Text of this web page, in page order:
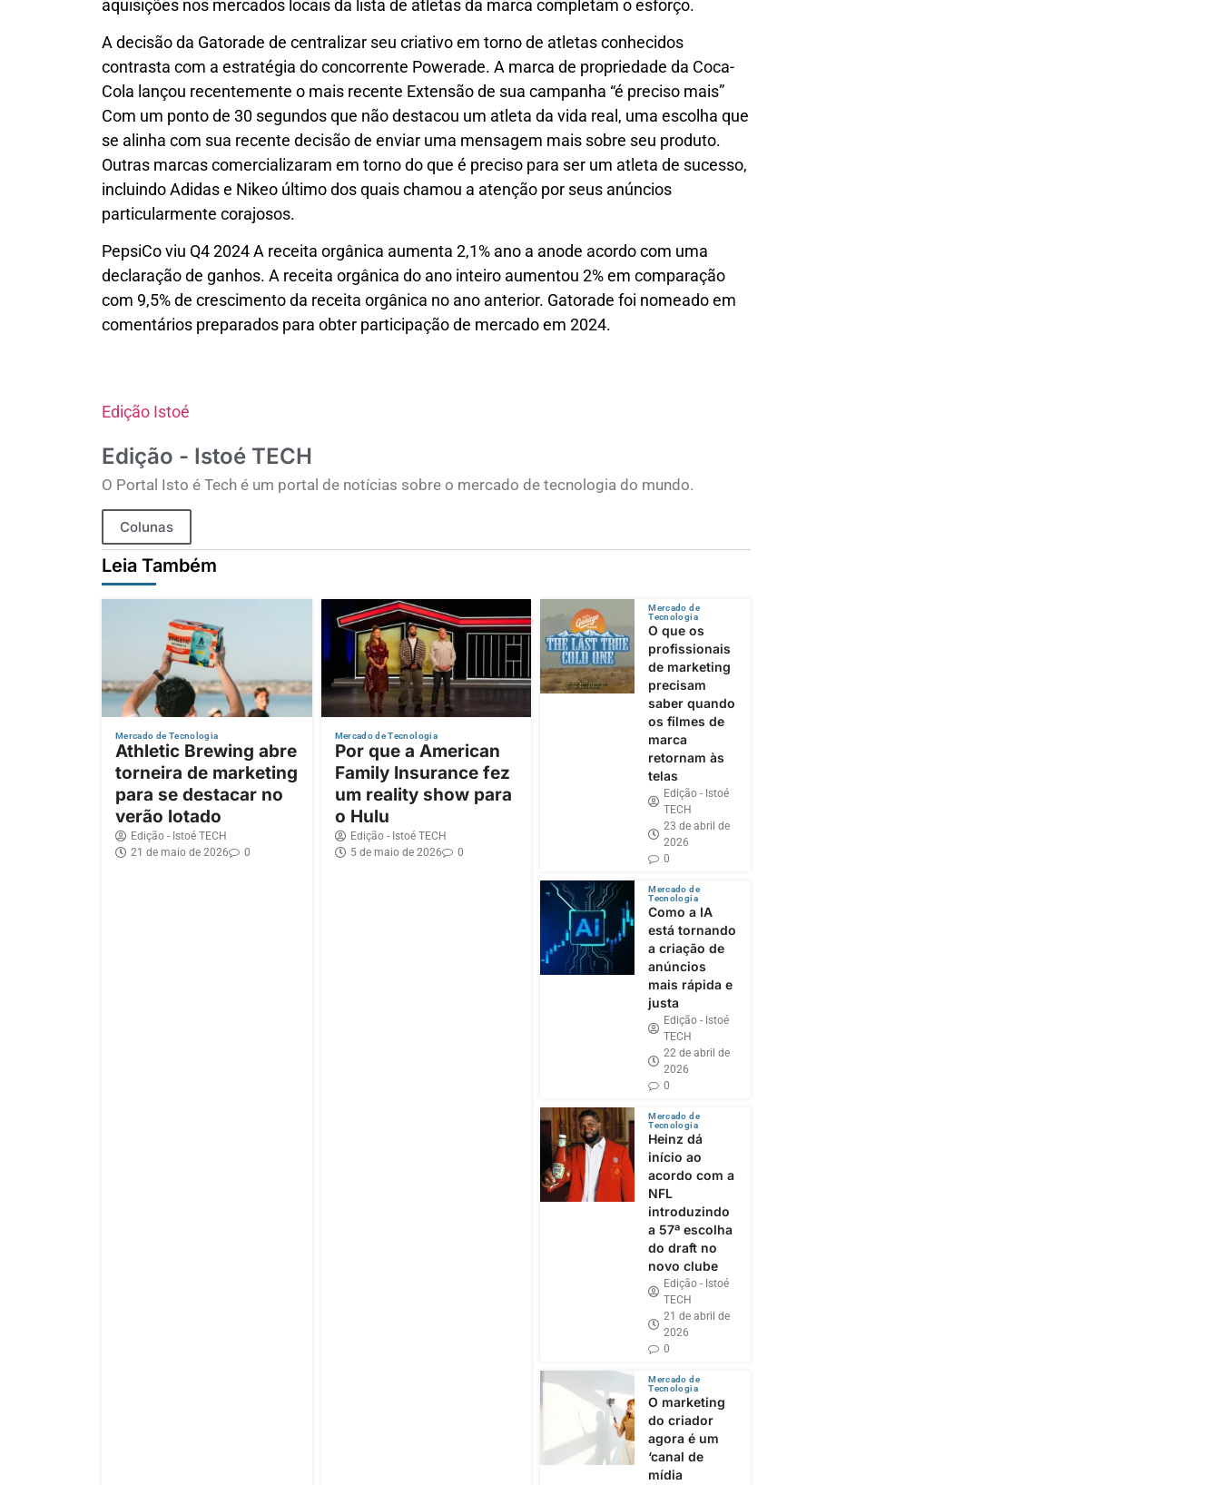
aquisições nos mercados locais da lista de atletas da marca completam o esforço.
A decisão da Gatorade de centralizar seu criativo em torno de atletas conhecidos
contrasta com a estratégia do concorrente Powerade. A marca de propriedade da Coca-
Cola lançou recentemente o mais recente Extensão de sua campanha “é preciso mais”
Com um ponto de 30 segundos que não destacou um atleta da vida real, uma escolha que
se alinha com sua recente decisão de enviar uma mensagem mais sobre seu produto.
Outras marcas comercializaram em torno do que é preciso para ser um atleta de sucesso,
incluindoAdidase Nikeo último dos quaischamou a atenção por seus anúncios
particularmente corajosos.
PepsiCo viu Q4 2024A receita orgânica aumenta 2,1% ano a anode acordo com uma
declaração de ganhos. A receita orgânica do ano inteiro aumentou 2% em comparação
com 9,5% de crescimento da receita orgânica no ano anterior. Gatorade foi nomeado em
comentários preparados para obter participação de mercado em 2024.
Edição Istoé
Edição - Istoé TECH
O Portal Isto é Tech é um portal de notícias sobre o mercado de tecnologia do mundo.
Colunas
Leia Também
Mercado de Tecnologia
Athletic Brewing abre
torneira de marketing
para se destacar no
verão lotado
Edição - Istoé TECH
21 de maio de 2026
0
Mercado de Tecnologia
Por que a American
Family Insurance fez
um reality show para
o Hulu
Edição - Istoé TECH
5 de maio de 2026
0
Mercado de
Tecnologia
O que os
profissionais
de marketing
precisam
saber quando
os filmes de
marca
retornam às
telas
Edição - Istoé
TECH
23 de abril de
2026
0
Mercado de
Tecnologia
Como a IA
está tornando
a criação de
anúncios
mais rápida e
justa
Edição - Istoé
TECH
22 de abril de
2026
0
Mercado de
Tecnologia
Heinz dá
início ao
acordo com a
NFL
introduzindo
a 57ª escolha
do draft no
novo clube
Edição - Istoé
TECH
21 de abril de
2026
0
Mercado de
Tecnologia
O marketing
do criador
agora é um
‘canal de
mídia